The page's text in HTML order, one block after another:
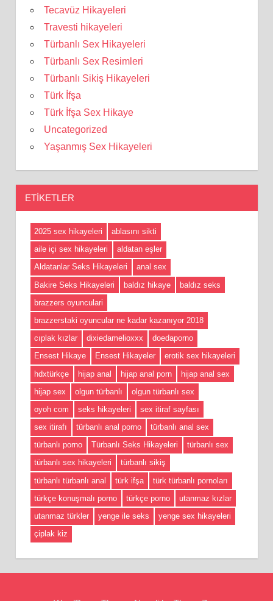
Tecavüz Hikayeleri
Travesti hikayeleri
Türbanlı Sex Hikayeleri
Türbanlı Sex Resimleri
Türbanlı Sikiş Hikayeleri
Türk İfşa
Türk İfşa Sex Hikaye
Uncategorized
Yaşanmış Sex Hikayeleri
ETIKETLER
2025 sex hikayeleri
ablasını sikti
aile içi sex hikayeleri
aldatan eşler
Aldatanlar Seks Hikayeleri
anal sex
Bakire Seks Hikayeleri
baldız hikaye
baldız seks
brazzers oyunculari
brazzerstaki oyuncular ne kadar kazanıyor 2018
cıplak kızlar
dixiedamelioxxx
doedaporno
Ensest Hikaye
Ensest Hikayeler
erotik sex hikayeleri
hdxtürkçe
hijap anal hijap anal porn
hijap anal sex
hijap sex
olgun türbanlı
olgun türbanlı sex
oyoh com
seks hikayeleri
sex itiraf sayfası
sex itirafı
türbanlı anal porno
türbanlı anal sex
türbanlı porno
Türbanlı Seks Hikayeleri
türbanlı sex
türbanlı sex hikayeleri
türbanlı sikiş
türbanlı türbanlı anal
türk ifşa
türk türbanlı pornoları
türkçe konuşmalı porno
türkçe porno
utanmaz kızlar
utanmaz türkler
yenge ile seks
yenge sex hikayeleri
çiplak kiz